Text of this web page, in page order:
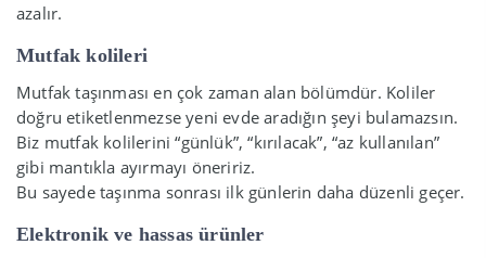
azalır.
Mutfak kolileri
Mutfak taşınması en çok zaman alan bölümdür. Koliler
doğru etiketlenmezse yeni evde aradığın şeyi bulamazsın.
Biz mutfak kolilerini “günlük”, “kırılacak”, “az kullanılan”
gibi mantıkla ayırmayı öneririz.
Bu sayede taşınma sonrası ilk günlerin daha düzenli geçer.
Elektronik ve hassas ürünler